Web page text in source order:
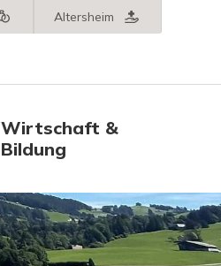
Altersheim
Wirtschaft &
Bildung